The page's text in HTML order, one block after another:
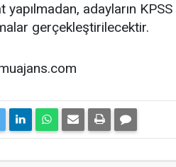
adayların
gerçekleştirilecektir.